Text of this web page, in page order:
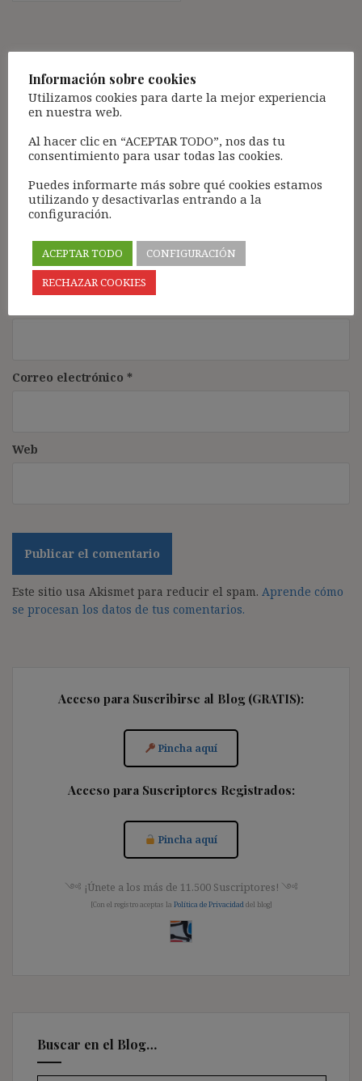
Deja una respuesta
Tu dirección de correo electrónico no será publicada.
campos obligatorios están marcados con*
Correo electrónico *
Web
Este sitio usa Akismet para reducir el spam. Aprende cómo
se procesan los datos de tus comentarios.
Acceso para Suscribirse al Blog (GRATIS):
Pincha aquí
Acceso para Suscriptores Registrados:
Pincha aquí
༺ ¡Únete a los más de 11.500 Suscriptores! ༺
[Con el registro aceptas la Política de Privacidad del blog]
Buscar en el Blog…
Información sobre cookies
Utilizamos cookies para darte la mejor experiencia
en nuestra web.
Al hacer clic en “ACEPTAR TODO”, nos das tu
consentimiento para usar todas las cookies.
Puedes informarte más sobre qué cookies estamos
utilizando y desactivarlas entrando a la
configuración.
ACEPTAR TODO
CONFIGURACIÓN
RECHAZAR COOKIES